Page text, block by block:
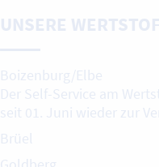
UNSERE
Boizenburg/Elbe
Der Self-Service am
seit 01. Juni wieder zur
Brüel